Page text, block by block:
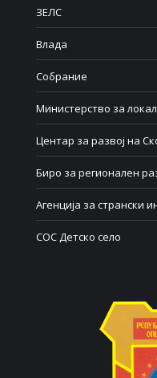
ЗЕЛС
Влада
Собрание
Министерство за
Центар за развој на
Биро за регионален
Агенција за странски
СОС Детско село